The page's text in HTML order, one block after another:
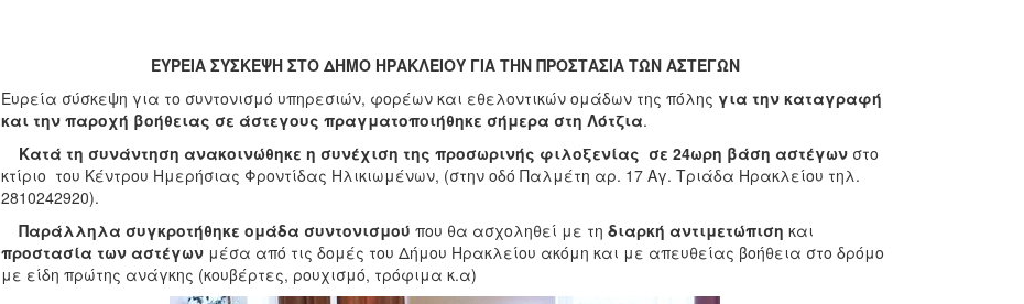
ΕΥΡΕΙΑ ΣΥΣΚΕΨΗ ΣΤΟ ΔΗΜΟ ΗΡΑΚΛΕΙΟΥ ΓΙΑ ΤΗΝ ΠΡΟΣΤΑΣΙΑ ΤΩΝ ΑΣΤΕΓΩΝ
Eυρεία σύσκεψη για το συντονισμό υπηρεσιών, φορέων και εθελοντικών ομάδων της πόλης για την καταγραφή
και την παροχή βοήθειας σε άστεγους πραγματοποιήθηκε σήμερα στη Λότζια.
Κατά τη συνάντηση ανακοινώθηκε η συνέχιση της προσωρινής φιλοξενίας σε 24ωρη βάση αστέγωνστο
κτίριο του Κέντρου Ημερήσιας Φροντίδας Ηλικιωμένων, (στην οδό Παλμέτη αρ. 17 Αγ. Τριάδα Ηρακλείου τηλ.
2810242920).
Παράλληλα συγκροτήθηκε ομάδα συντονισμού που θα ασχοληθεί με τη διαρκή αντιμετώπιση και
προστασία των αστέγωνμέσα από τις δομές του Δήμου Ηρακλείου ακόμη και με απευθείας βοήθεια στο δρόμο
με είδη πρώτης ανάγκης (κουβέρτες, ρουχισμό, τρόφιμα κ.α)